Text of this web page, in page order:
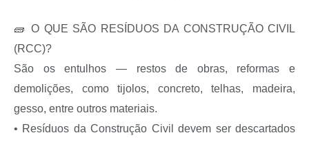
🧱 O QUE SÃO RESÍDUOS DA CONSTRUÇÃO CIVIL
(RCC)?
São os entulhos — restos de obras, reformas e
demolições, como tijolos, concreto, telhas, madeira,
gesso, entre outros materiais.
• Resíduos da Construção Civil devem ser descartados